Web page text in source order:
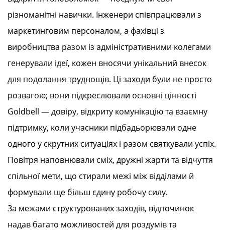
різноманітні навички. Інженери співпрацювали з
маркетинговим персоналом, а фахівці з
виробництва разом із адміністративними колегами
генерували ідеї, кожен вносячи унікальний внесок
для подолання труднощів. Ці заходи були не просто
розвагою; вони підкреслювали основні цінності
Goldbell — довіру, відкриту комунікацію та взаємну
підтримку, коли учасники підбадьорювали одне
одного у скрутних ситуаціях і разом святкували успіх.
Повітря наповнювали сміх, дружні жарти та відчуття
спільної мети, що стирали межі між відділами й
формували ще більш єдину робочу силу.
За межами структурованих заходів, відпочинок
надав багато можливостей для роздумів та